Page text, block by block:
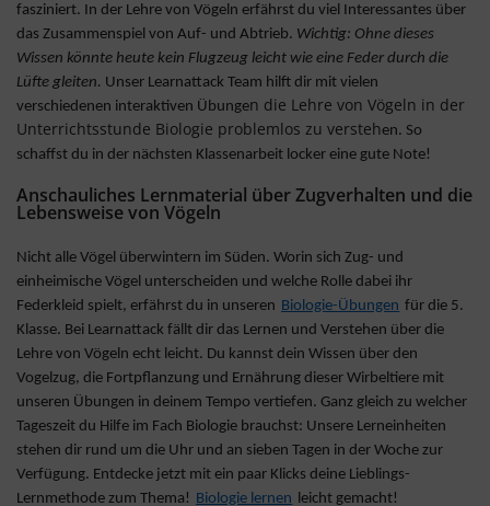
fasziniert. In der Lehre von Vögeln erfährst du viel Interessantes über
das Zusammenspiel von Auf- und Abtrieb. Wichtig: Ohne dieses
Wissen könnte heute kein Flugzeug leicht wie eine Feder durch die
Lüfte gleiten. Unser Learnattack Team hilft dir mit vielen
verschiedenen interaktiven Übungen die Lehre von Vögeln in der
Unterrichtsstunde Biologie problemlos zu verstehen. So
schaffst du in der nächsten Klassenarbeit locker eine gute Note!
Anschauliches Lernmaterial über Zugverhalten und die
Lebensweise von Vögeln
Nicht alle Vögel überwintern im Süden. Worin sich Zug- und
einheimische Vögel unterscheiden und welche Rolle dabei ihr
Federkleid spielt, erfährst du in unseren Biologie-Übungen für die 5.
Klasse. Bei Learnattack fällt dir das Lernen und Verstehen über die
Lehre von Vögeln echt leicht. Du kannst dein Wissen über den
Vogelzug, die Fortpflanzung und Ernährung dieser Wirbeltiere mit
unseren Übungen in deinem Tempo vertiefen. Ganz gleich zu welcher
Tageszeit du Hilfe im Fach Biologie brauchst: Unsere Lerneinheiten
stehen dir rund um die Uhr und an sieben Tagen in der Woche zur
Verfügung. Entdecke jetzt mit ein paar Klicks deine Lieblings-
Lernmethode zum Thema! Biologie lernen leicht gemacht!